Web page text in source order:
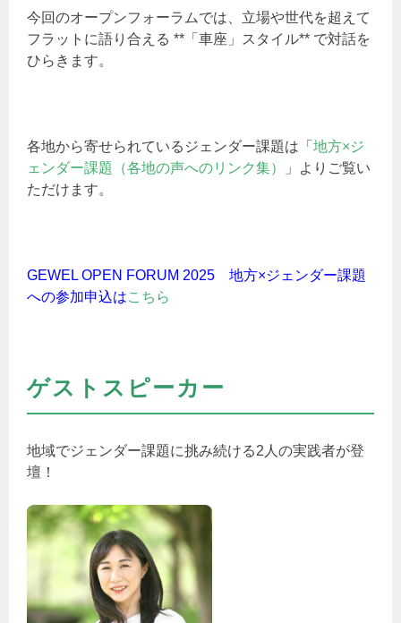
今回のオープンフォーラムでは、立場や世代を超えて
フラットに語り合える **「車座」スタイル** で対話を
ひらきます。
各地から寄せられているジェンダー課題は「地方×ジ
ェンダー課題（各地の声へのリンク集）
」よりご覧い
ただけます。
GEWEL OPEN FORUM 2025 地方×ジェンダー課題
への参加申込はこちら
ゲストスピーカー
地域でジェンダー課題に挑み続ける2人の実践者が登
壇！